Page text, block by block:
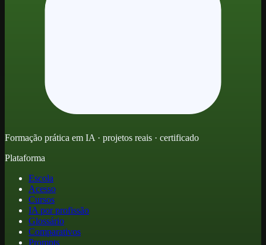
Formação prática em IA · projetos reais · certificado
Plataforma
Escola
Acesso
Cursos
IA por profissão
Glossário
Comparativos
Prompts